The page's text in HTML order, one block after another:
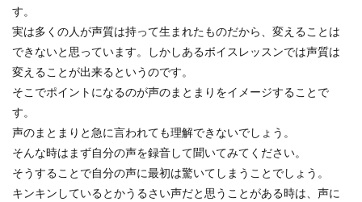
一人暮らしを始めると今までは気にも留めなかっ
た、エアコン暖房の設定温度が気になる事があり
ます。...
窓の結露防止に効果的な100均グッズ
と日常生活で心がけること
冬になるとどうしても窓にできてしまう結露。結
露が発生するたびに拭き掃除をしても、永遠に終
す。
実は多くの人が声質は持って生まれたものだから、変えることは
できないと思っています。しかしあるボイスレッスンでは声質は
変えることが出来るというのです。
そこでポイントになるのが声のまとまりをイメージすることで
す。
声のまとまりと急に言われても理解できないでしょう。
そんな時はまず自分の声を録音して聞いてみてください。
そうすることで自分の声に最初は驚いてしまうことでしょう。
キンキンしているとかうるさい声だと思うことがある時は、声に